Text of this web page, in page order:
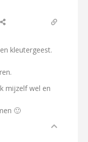
kleutergeest.
mijzelf wel en
🙂